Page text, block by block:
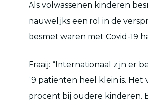
Als volwassenen kinderen
nauwelijks een rol in de
besmet waren met Covid-19
Fraaij: “Internationaal zijn er
19 patiënten heel klein is.
procent bij oudere kinderen.